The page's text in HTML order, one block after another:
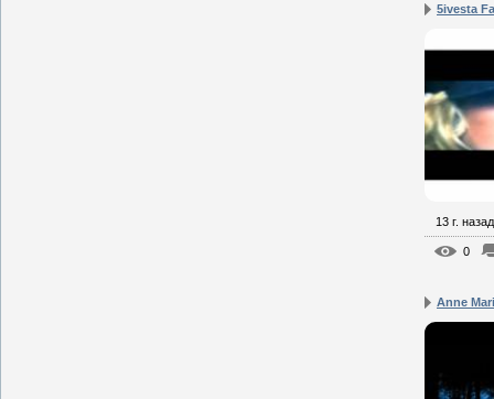
5ivesta
13 г. назад
0
Anne